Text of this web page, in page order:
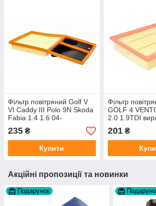
Фільтр повітряний Golf V
VI Caddy III Polo 9N Skoda
Fabia 1.4 1.6 04-
235 ₴
Купити
Фільтр
GOLF 4
2.0 1.9TDI
201₴
Акційні пропозиції та новинки
Подарунок